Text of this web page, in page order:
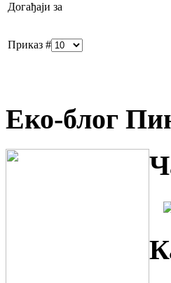
Догађаји за
Приказ #
Еко-блог